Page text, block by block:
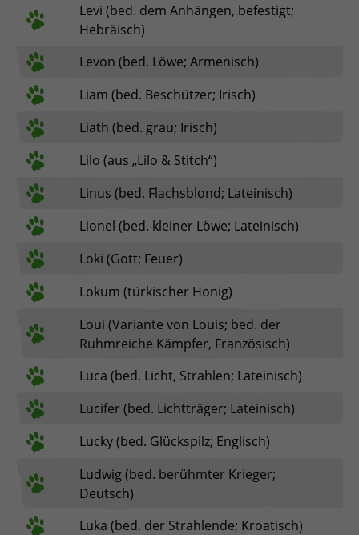
Levi (bed. dem Anhängen, befestigt;
Hebräisch)
Levon (bed. Löwe; Armenisch)
Liam (bed. Beschützer; Irisch)
Liath (bed. grau; Irisch)
Lilo (aus „Lilo & Stitch“)
Linus (bed. Flachsblond; Lateinisch)
Lionel (bed. kleiner Löwe; Lateinisch)
Loki (Gott; Feuer)
Lokum (türkischer Honig)
Loui (Variante von Louis; bed. der
Ruhmreiche Kämpfer, Französisch)
Luca (bed. Licht, Strahlen; Lateinisch)
Lucifer (bed. Lichtträger; Lateinisch)
Lucky (bed. Glückspilz; Englisch)
Ludwig (bed. berühmter Krieger;
Deutsch)
Luka (bed. der Strahlende; Kroatisch)